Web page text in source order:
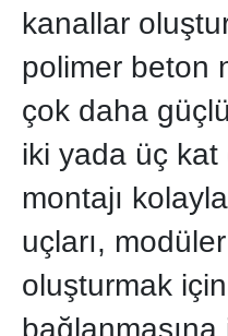
kanallar
polimer beton
çok daha
iki yada üç
montajı
uçları,
oluşturmak